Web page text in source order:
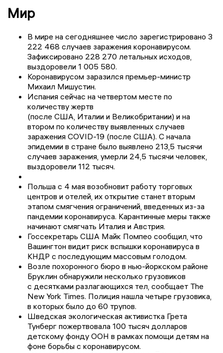
Мир
В мире на сегодняшнее число зарегистрировано 3
222 468 случаев заражения коронавирусом.
Зафиксировано 228 270 летальных исходов,
выздоровели 1 005 580.
Коронавирусом заразился премьер-министр
Михаил Мишустин.
Испания сейчас на четвертом месте по
количеству жертв
(после США, Италии и Великобритании) и на
втором по количеству выявленных случаев
заражения COVID-19 (после США). С начала
эпидемии в стране было выявлено 213,5 тысячи
случаев заражения, умерли 24,5 тысячи человек,
выздоровели 112 тысяч.
Польша с 4 мая возобновит работу торговых
центров и отелей, их открытие станет вторым
этапом смягчения ограничений, введенных из-за
пандемии коронавируса. Карантинные меры также
начинают смягчать Италия и Австрия.
Госсекретарь США Майк Помпео сообщил, что
Вашингтон видит риск вспышки коронавируса в
КНДР с последующим массовым голодом.
Возле похоронного бюро в нью-йоркском районе
Бруклин обнаружили несколько грузовиков
с десятками разлагающихся тел, сообщает The
New York Times. Полиция нашла четыре грузовика,
в которых было до 60 трупов.
Шведская экологическая активистка Грета
Тунберг пожертвовала 100 тысяч долларов
детскому фонду ООН в рамках помощи детям на
фоне борьбы с коронавирусом.